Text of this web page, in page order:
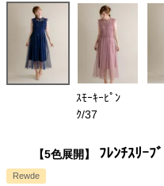
ｽﾓｰｷｰﾋﾟﾝ
ｸ/37
【5色展開】 ﾌﾚﾝﾁｽﾘｰﾌ
Rewde